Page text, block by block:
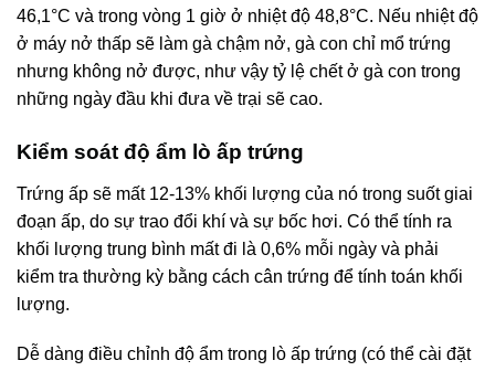
46,1°C và trong vòng 1 giờ ở nhiệt độ 48,8°C. Nếu nhiệt độ
ở máy nở thấp sẽ làm gà chậm nở, gà con chỉ mổ trứng
nhưng không nở được, như vậy tỷ lệ chết ở gà con trong
những ngày đầu khi đưa về trại sẽ cao.
Kiểm soát độ ẩm lò ấp trứng
Trứng ấp sẽ mất 12-13% khối lượng của nó trong suốt giai
đoạn ấp, do sự trao đổi khí và sự bốc hơi. Có thể tính ra
khối lượng trung bình mất đi là 0,6% mỗi ngày và phải
kiểm tra thường kỳ bằng cách cân trứng để tính toán khối
lượng.
Dễ dàng điều chỉnh độ ẩm trong lò ấp trứng (có thể cài đặt